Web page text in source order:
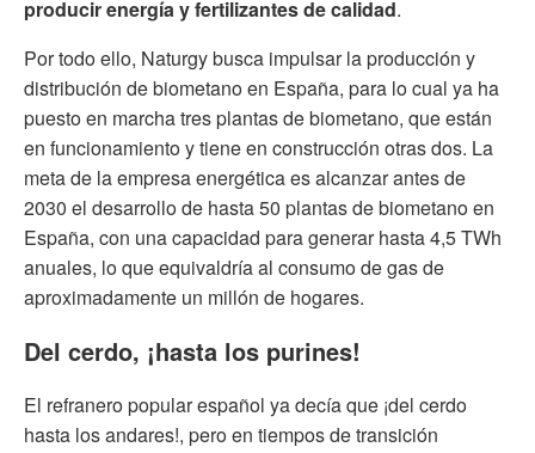
producir energía y fertilizantes de calidad.
Por todo ello, Naturgy busca impulsar la producción y
distribución de biometano en España, para lo cual ya ha
puesto en marcha tres plantas de biometano, que están
en funcionamiento y tiene en construcción otras dos. La
meta de la empresa energética es alcanzar antes de
2030 el desarrollo de hasta 50 plantas de biometano en
España, con una capacidad para generar hasta 4,5 TWh
anuales, lo que equivaldría al consumo de gas de
aproximadamente un millón de hogares.
Del cerdo, ¡hasta los purines!
El refranero popular español ya decía que ¡del cerdo
hasta los andares!, pero en tiempos de transición